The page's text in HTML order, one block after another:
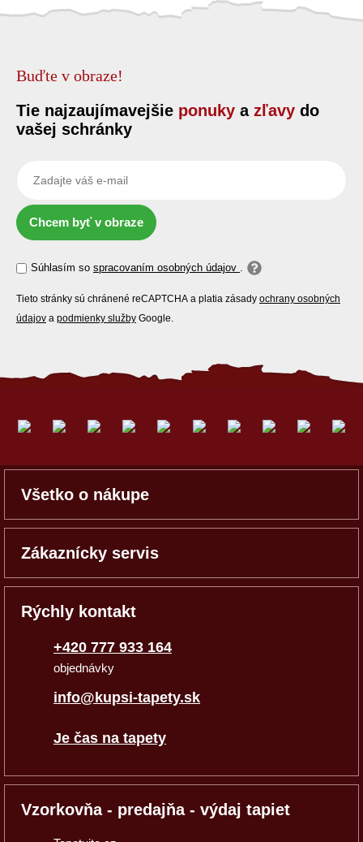
Buďte v obraze!
Tie najzaujímavejšie ponuky a zľavy do
vašej schránky
Chcem byť v obraze
Súhlasím so spracovaním osobných údajov .
Tieto stránky sú chránené reCAPTCHA a platia zásady ochrany osobných
údajov a podmienky služby Google.
Všetko o nákupe
Zákaznícky servis
Rýchly kontakt
+420 777 933 164
objednávky
info@kupsi-tapety.sk
Je čas na tapety
Vzorkovňa - predajňa - výdaj tapiet